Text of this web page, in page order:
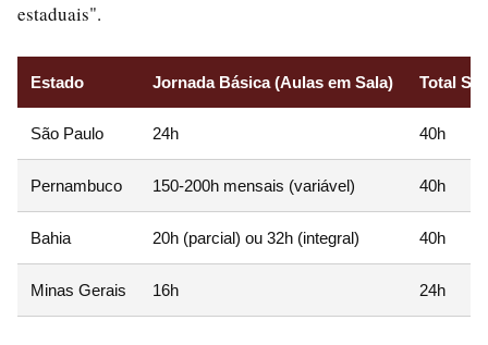
estaduais".
Estado Jornada Básica (Aulas em Sala) Total
São Paulo 24h 40h
Pernambuco 150-200h mensais (variável) 40h
Bahia 20h (parcial) ou 32h (integral) 40h
Minas Gerais 16h 24h